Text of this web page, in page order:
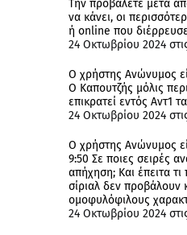
Την προβάλετε μετά
να κάνει, οι
ή online που διέρρευσε
24 Οκτωβρίου 2024
Ο χρήστης Ανώνυμος
Ο Καπουτζής μόλις
επικρατεί εντός Αντ1
24 Οκτωβρίου 2024
Ο χρήστης Ανώνυμος
9:50 Σε ποιες σειρές
απήχηση; Και έπειτα τι
σίριαλ δεν προβάλουν
ομοφυλόφιλους
24 Οκτωβρίου 2024